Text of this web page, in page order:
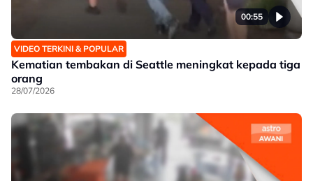
00:55
VIDEO TERKINI & POPULAR
Kematian tembakan di Seattle meningkat kepada tiga
orang
28/07/2026